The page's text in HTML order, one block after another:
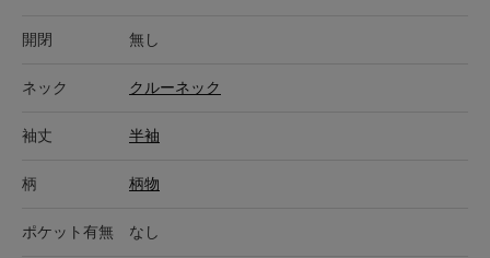
開閉 無し
ネック クルーネック
袖丈 半袖
柄 柄物
ポケット有無 なし